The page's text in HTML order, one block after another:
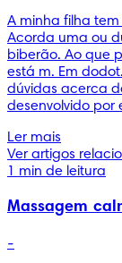
A minha filha
Acorda uma ou
biberão. Ao que
está m. Em
dúvidas acerca
desenvolvido por
Ler mais
Ver artigos
1 min de leitura
Massagem
-